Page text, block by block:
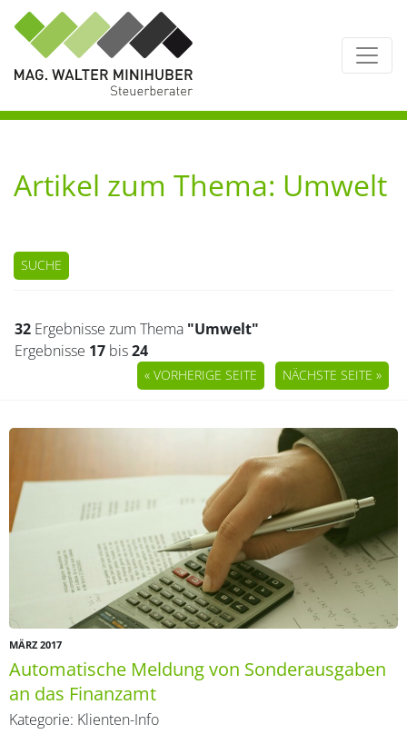
Artikel zum Thema: Umwelt
SUCHE
32 Ergebnisse zum Thema "Umwelt"
Ergebnisse 17 bis24
« VORHERIGE SEITE NÄCHSTE SEITE »
MÄRZ 2017
Automatische Meldung von Sonderausgaben
an das Finanzamt
Kategorie: Klienten-Info